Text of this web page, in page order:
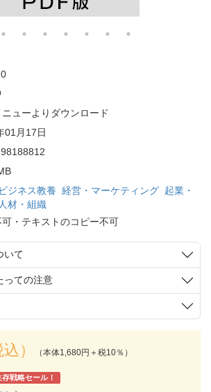
ューよりダウンロード
01月17日
ビジネス教養 経営・マーケティング 起業・
人材・組織
可・テキストのコピー不可
いて
っての注意
） （本体1,680円＋税10％）
存戦略セール！